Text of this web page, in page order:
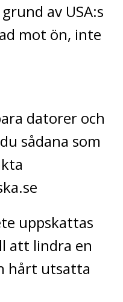
av USA:s
mot ön, inte
datorer och
sådana som
uppskattas
att lindra en
hårt utsatta